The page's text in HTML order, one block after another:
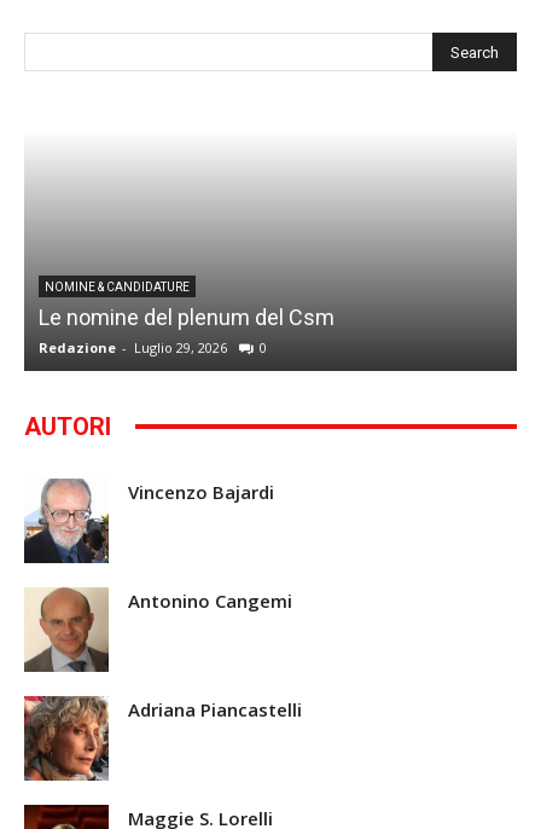
NOMINE & CANDIDATURE
Le nomine del plenum del Csm
Redazione - Luglio 29, 2026 0
AUTORI
Vincenzo Bajardi
Antonino Cangemi
Adriana Piancastelli
Maggie S. Lorelli